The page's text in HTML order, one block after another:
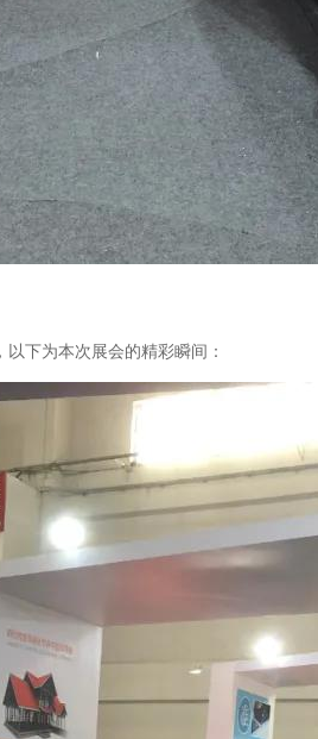
下为本次展会的精彩瞬间：